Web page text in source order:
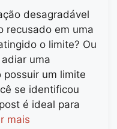
desagradável
recusado em uma
o limite? Ou
uma
possuir um limite
se identificou
é ideal para
mais